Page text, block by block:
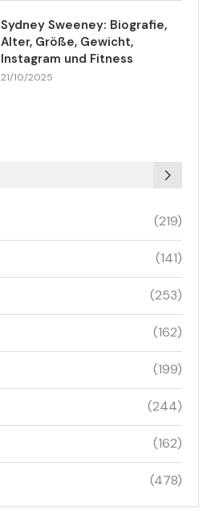
Sydney Sweeney: Biografie,
Alter, Größe, Gewicht,
Instagram und Fitness
21/10/2025
(219)
(141)
(253)
(162)
(199)
(244)
(162)
(478)